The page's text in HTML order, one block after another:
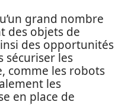
grand nombre
des objets de
des opportunités
sécuriser les
comme les robots
les
en place de